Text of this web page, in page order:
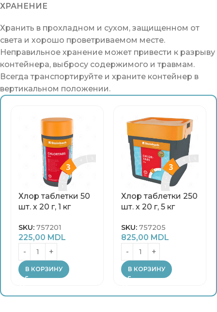
ХРАНЕНИЕ
Хранить в прохладном и сухом, защищенном от
света и хорошо проветриваемом месте.
Неправильное хранение может привести к разрыву
контейнера, выбросу содержимого и травмам.
Всегда транспортируйте и храните контейнер в
вертикальном положении.
Хлор таблетки 50
шт. х 20 г, 1 кг
SKU: 757201
225,00 MDL
В КОРЗИНУ
Хлор таблетки 250
шт. х 20 г, 5 кг
SKU: 757205
825,00 MDL
В КОРЗИНУ